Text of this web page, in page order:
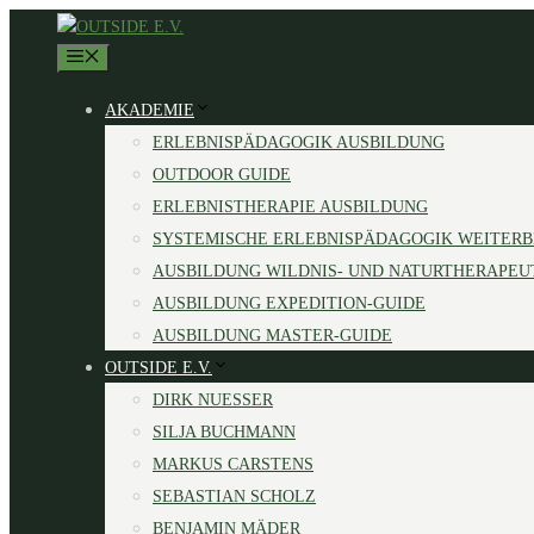
AKADEMIE
ERLEBNISPÄDAGOGIK AUSBILDUNG
OUTDOOR GUIDE
ERLEBNISTHERAPIE AUSBILDUNG
SYSTEMISCHE ERLEBNISPÄDAGOGIK
AUSBILDUNG WILDNIS- UND
AUSBILDUNG EXPEDITION-GUIDE
AUSBILDUNG MASTER-GUIDE
OUTSIDE E.V.
DIRK NUESSER
SILJA BUCHMANN
MARKUS CARSTENS
SEBASTIAN SCHOLZ
BENJAMIN MÄDER